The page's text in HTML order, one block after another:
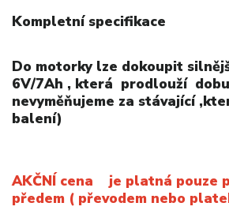
Kompletní specifikace
Do motorky lze dokoupit
6V/7Ah , která prodlouží
nevyměňujeme za stávající
balení)
AKČNÍ cena je platná pouze
předem ( převodem nebo